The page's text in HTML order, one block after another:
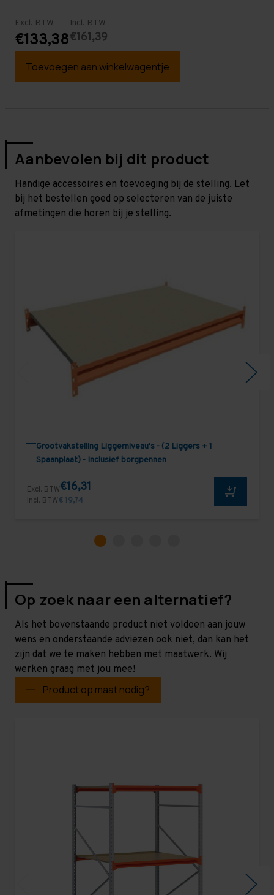
Excl. BTW
€133,38
Incl. BTW
€161,39
Toevoegen aan winkelwagentje
Aanbevolen bij dit product
Handige accessoires en toevoeging bij de stelling. Let
bij het bestellen goed op selecteren van de juiste
afmetingen die horen bij je stelling.
Grootvakstelling Liggerniveau's - (2 Liggers + 1
Spaanplaat) - Inclusief borgpennen
Excl. BTW€16,31
Incl. BTW€ 19,74
Op zoek naar een alternatief?
Als het bovenstaande product niet voldoen aan jouw
wens en onderstaande adviezen ook niet, dan kan het
zijn dat we te maken hebben met maatwerk. Wij
werken graag met jou mee!
Product op maat nodig?